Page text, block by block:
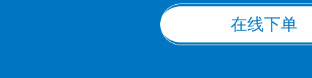
在线下单